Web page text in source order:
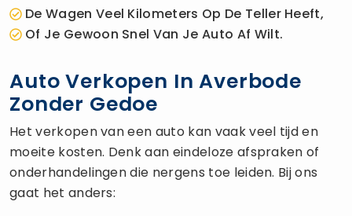
De Wagen Veel Kilometers Op De Teller Heeft,
Of Je Gewoon Snel Van Je Auto Af Wilt.
Auto Verkopen In Averbode
Zonder Gedoe
Het verkopen van een auto kan vaak veel tijd en
moeite kosten. Denk aan eindeloze afspraken of
onderhandelingen die nergens toe leiden. Bij ons
gaat het anders: